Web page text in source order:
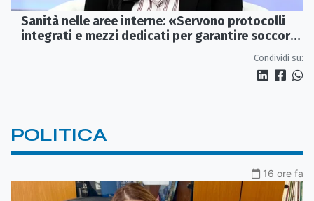
Sanità nelle aree interne: «Servono protocolli
integrati e mezzi dedicati per garantire soccorsi
Condividi su:
POLITICA
16 ore fa